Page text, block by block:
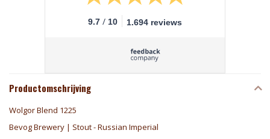
9.7 / 10 1.694 reviews
Productomschrijving
Wolgor Blend 1225
Bevog Brewery | Stout - Russian Imperial